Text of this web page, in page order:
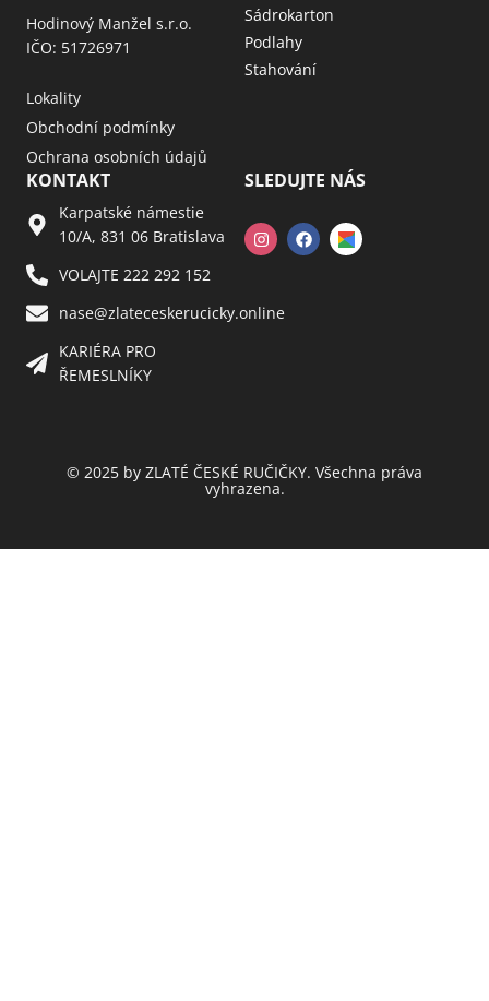
Hodinový Manžel s.r.o.
IČO: 51726971
Lokality
Obchodní podmínky
Ochrana osobních údajů
Sádrokarton
Podlahy
Stahování
KONTAKT
Karpatské námestie
10/A, 831 06 Bratislava
VOLAJTE 222 292 152
nase@zlateceskerucicky.online
KARIÉRA PRO
ŘEMESLNÍKY
SLEDUJTE NÁS
© 2025 by ZLATÉ ČESKÉ RUČIČKY. Všechna práva
vyhrazena.